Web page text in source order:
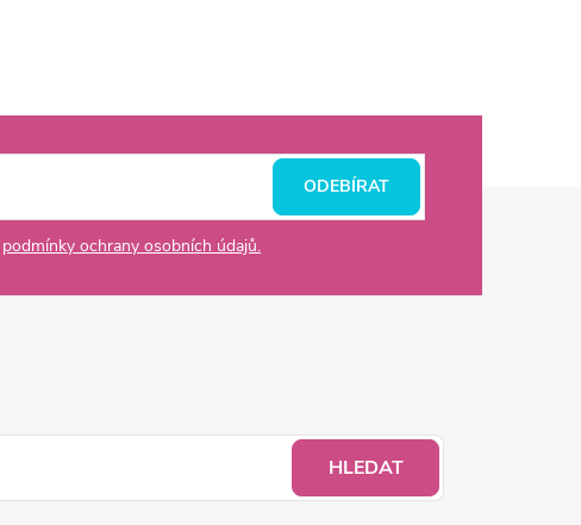
podmínky ochrany osobních údajů.
ODEBÍRAT
HLEDAT